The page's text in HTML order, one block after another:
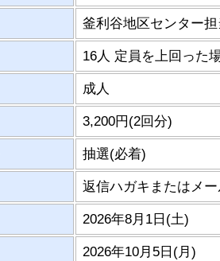
釜利谷地区センター
16人 定員を上回った
成人
3,200円(2回分)
抽選(必着)
返信ハガキまたはメ
2026年8月1日(土)
2026年10月5日(月)